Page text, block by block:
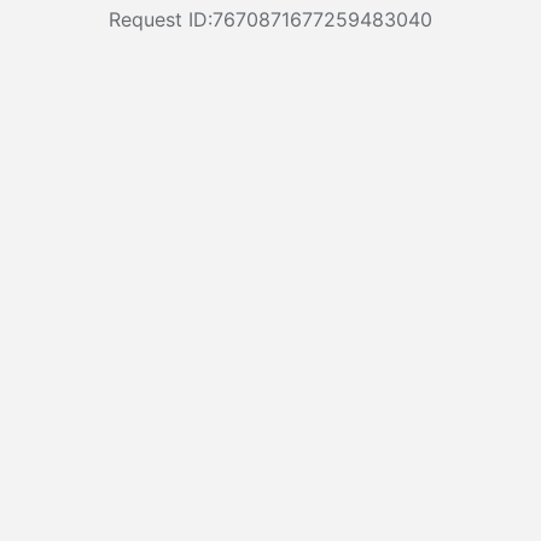
Request ID:7670871677259483040